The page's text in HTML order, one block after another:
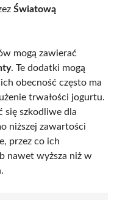
Światową
mogą zawierać
. Te dodatki mogą
obecność często ma
trwałości jogurtu.
się szkodliwe dla
niższej zawartości
przez co ich
nawet wyższa niż w